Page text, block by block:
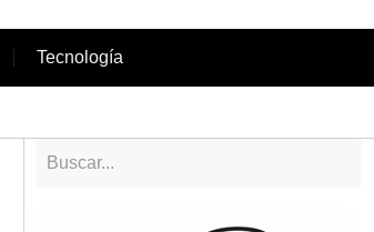
Tecnología